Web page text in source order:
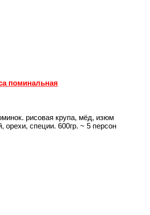
поминальная
рисовая крупа, мёд, изюм
орехи, специи. 600гр. ~ 5 персон